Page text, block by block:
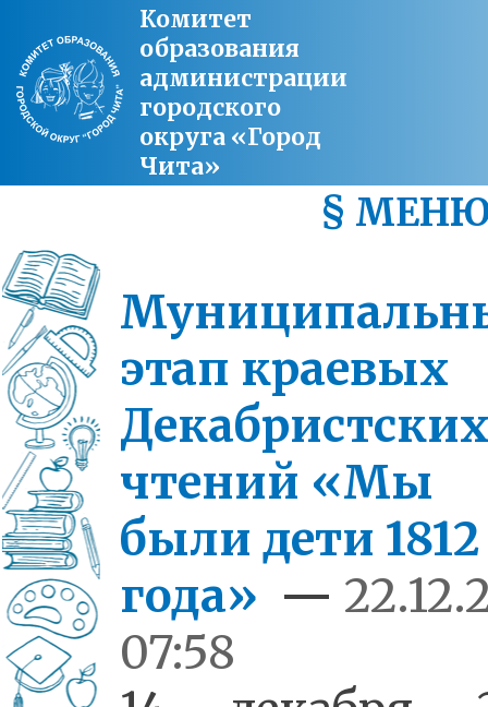
Комитет
образования
администрации
городского
округа «Город
Чита»
§
этап краевых
Декабристских
чтений «Мы
были дети 1812
года» —
07:58